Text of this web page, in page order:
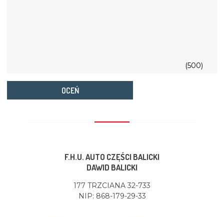
(500)
OCEŃ
F.H.U. AUTO CZĘŚCI BALICKI
DAWID BALICKI
177 TRZCIANA 32-733
NIP: 868-179-29-33